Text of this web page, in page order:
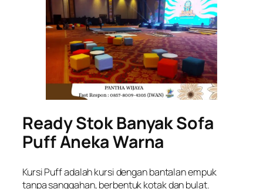
Ready Stok Banyak Sofa
Puff Aneka Warna
Kursi Puff adalah kursi dengan bantalan empuk
tanpa sanggahan, berbentuk kotak dan bulat.